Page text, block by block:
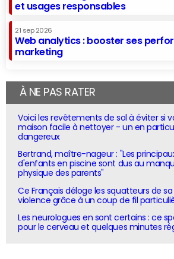
et usages responsables
21 sep 2026
Web analytics : booster ses
marketing
À NE PAS RATER
Voici les revêtements de sol à éviter si
maison facile à nettoyer - un en
dangereux
Bertrand, maître-nageur : "Les
d'enfants en piscine sont dus au
physique des parents"
Ce Français déloge les squatteurs de
violence grâce à un coup de fil
Les neurologues en sont certains : ce
pour le cerveau et quelques minutes